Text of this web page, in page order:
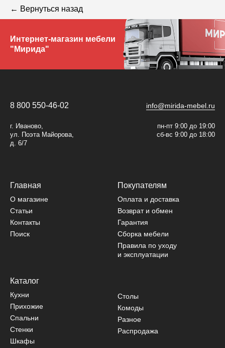
← Вернуться назад
Интернет-магазин мебели
"Мирида"
Главная
info@mirida-mebel.ru
г. Иваново,
ул. Поэта Майорова,
д. 6/7
О магазине
пн-пт 9:00 до 19:00
сб-вс 9:00 до 18:00
8 800 550-46-02
Статьи
Контакты
Поиск
Покупателям
Оплата и доставка
Возврат и обмен
Гарантия
Сборка мебели
Каталог
Кухни
Прихожие
Спальни
Стенки
Шкафы
Столы
Комоды
Разное
Распродажа
Правила по уходу
и эксплуатации